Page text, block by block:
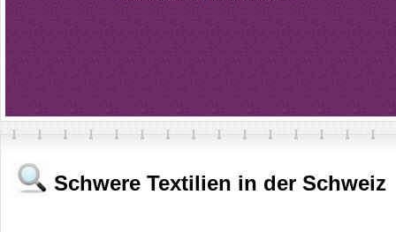
Schwere Textilien in der Schweiz